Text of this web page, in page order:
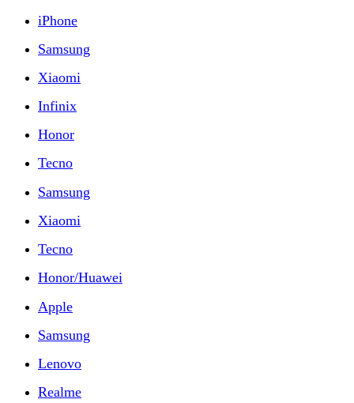
iPhone
Samsung
Xiaomi
Infinix
Honor
Tecno
Samsung
Xiaomi
Tecno
Honor/Huawei
Apple
Samsung
Lenovo
Realme